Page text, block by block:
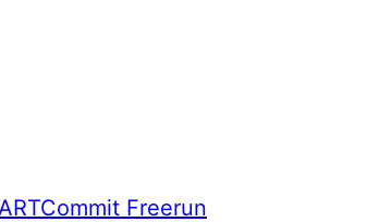
ARTCommit Freerun